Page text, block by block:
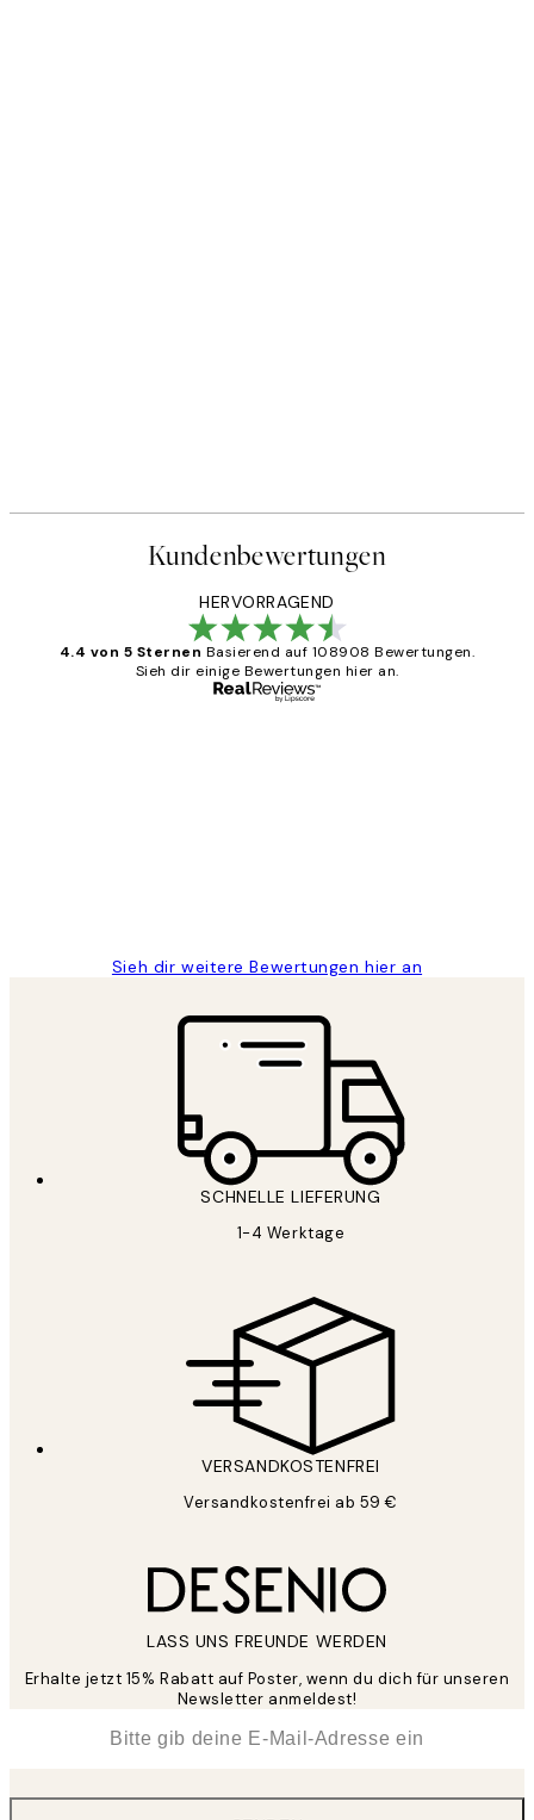
Kundenbewertungen
HERVORRAGEND
4.4 von 5 Sternen Basierend auf 108908 Bewertungen.
Sieh dir einige Bewertungen hier an.
Sieh dir weitere Bewertungen hier an
SCHNELLE LIEFERUNG
1-4 Werktage
VERSANDKOSTENFREI
Versandkostenfrei ab 59 €
LASS UNS FREUNDE WERDEN
Erhalte jetzt 15% Rabatt auf Poster, wenn du dich für unseren
Newsletter anmeldest!